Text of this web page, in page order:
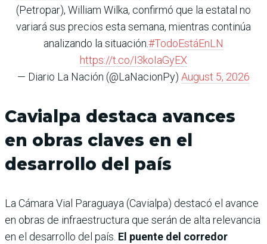
(Petropar), William Wilka, confirmó que la estatal no
variará sus precios esta semana, mientras continúa
analizando la situación.#TodoEstáEnLN
https://t.co/I3koIaGyEX
— Diario La Nación (@LaNacionPy) August 5, 2026
Cavialpa destaca avances
en obras claves en el
desarrollo del país
La Cámara Vial Paraguaya (Cavialpa) destacó el avance
en obras de infraestructura que serán de alta relevancia
en el desarrollo del país. El puente del corredor